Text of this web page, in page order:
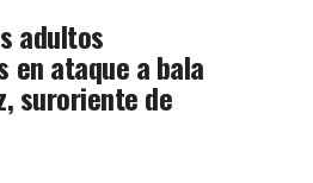
adultos
en ataque a bala
suroriente de